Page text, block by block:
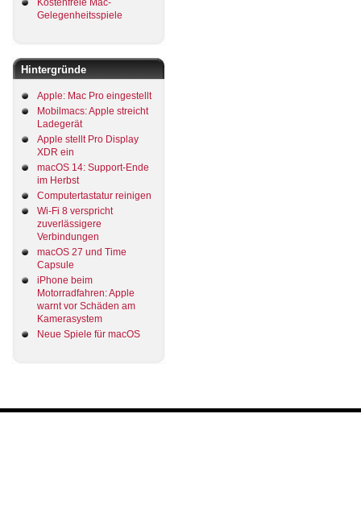
Kostenfreie Mac-
Gelegenheitsspiele
Hintergründe
Apple: Mac Pro eingestellt
Mobilmacs: Apple streicht
Ladegerät
Apple stellt Pro Display
XDR ein
macOS 14: Support-Ende
im Herbst
Computertastatur reinigen
Wi-Fi 8 verspricht
zuverlässigere
Verbindungen
macOS 27 und Time
Capsule
iPhone beim
Motorradfahren: Apple
warnt vor Schäden am
Kamerasystem
Neue Spiele für macOS